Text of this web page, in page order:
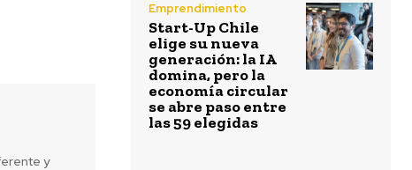
y
Emprendimiento
Start-Up Chile
elige su nueva
generación: la IA
domina, pero la
economía circular
se abre paso entre
las 59 elegidas